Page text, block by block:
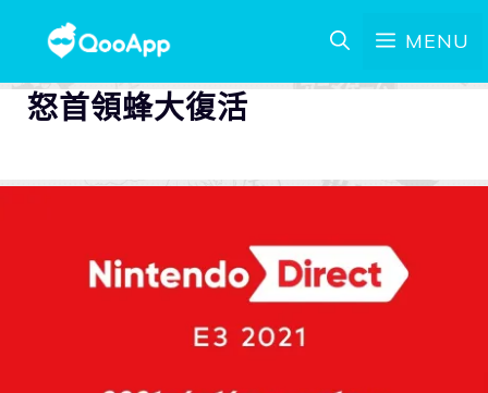
MENU
怒首領蜂大復活